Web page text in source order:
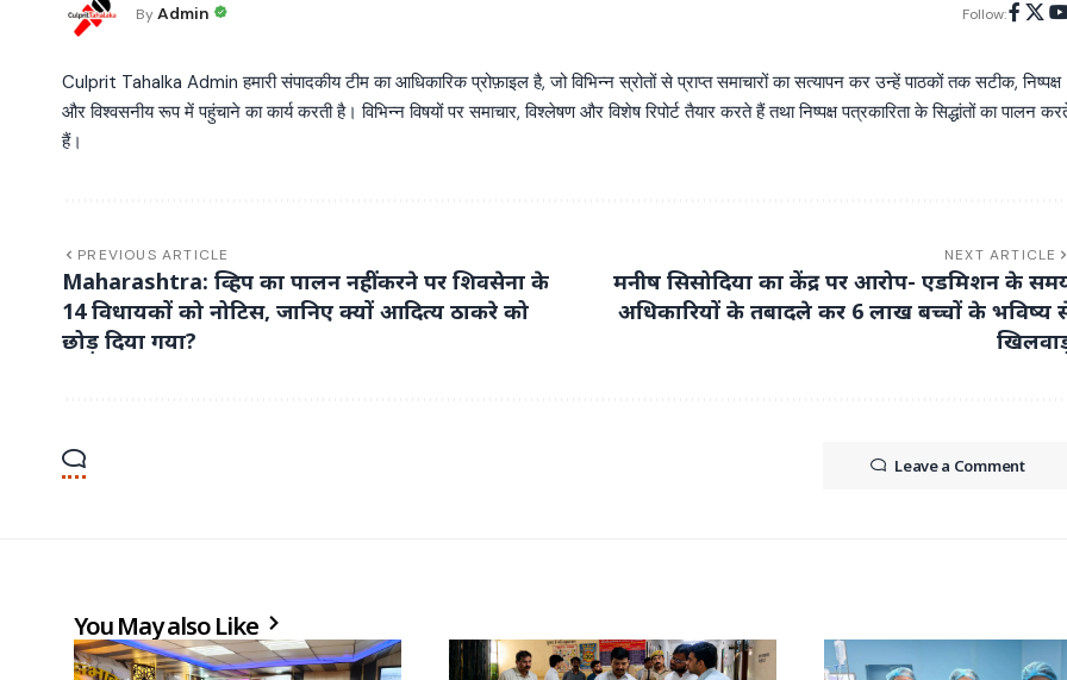
ByAdmin Follow:
Culprit Tahalka Admin हमारी संपादकीय टीम का आधिकारिक प्रोफ़ाइल है, जो विभिन्न स्रोतों से प्राप्त समाचारों का सत्यापन कर उन्हें पाठकों तक सटीक, निष्पक्ष
और विश्वसनीय रूप में पहुंचाने का कार्य करती है। विभिन्न विषयों पर समाचार, विश्लेषण और विशेष रिपोर्ट तैयार करते हैं तथा निष्पक्ष पत्रकारिता के सिद्धांतों का पालन
हैं।
PREVIOUS ARTICLE
Maharashtra: व्हिप का पालन नहीं करने पर शिवसेना के
14 विधायकों को नोटिस, जानिए क्यों आदित्य ठाकरे को
छोड़ दिया गया?
NEXT ARTICLE
मनीष सिसोदिया का केंद्र पर आरोप- एडमिशन के
अधिकारियों के तबादले कर 6 लाख बच्चों के भविष्य
Leave a Comment
You May also Like